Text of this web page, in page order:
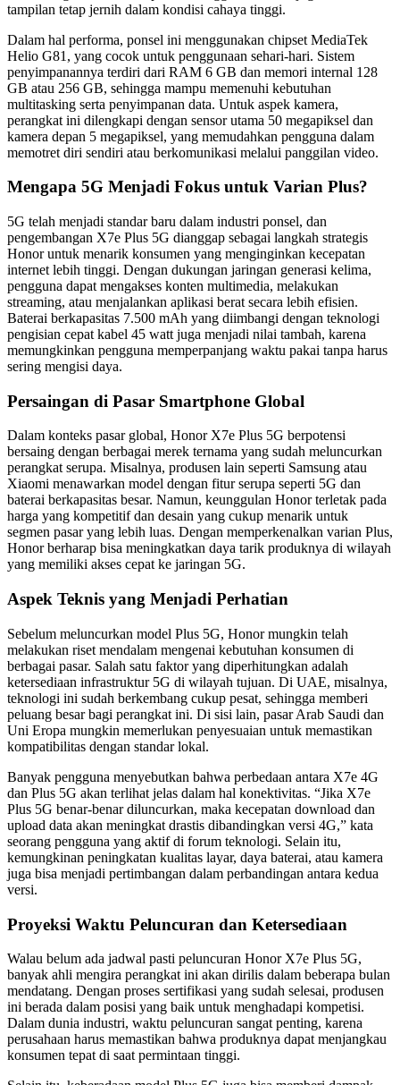
tampilan tetap jernih dalam kondisi cahaya tinggi.
Dalam hal performa, ponsel ini menggunakan chipset MediaTek
Helio G81, yang cocok untuk penggunaan sehari-hari. Sistem
penyimpanannya terdiri dari RAM 6 GB dan memori internal 128
GB atau 256 GB, sehingga mampu memenuhi kebutuhan
multitasking serta penyimpanan data. Untuk aspek kamera,
perangkat ini dilengkapi dengan sensor utama 50 megapiksel dan
kamera depan 5 megapiksel, yang memudahkan pengguna dalam
memotret diri sendiri atau berkomunikasi melalui panggilan video.
Mengapa 5G Menjadi Fokus untuk Varian Plus?
5G telah menjadi standar baru dalam industri ponsel, dan
pengembangan X7e Plus 5G dianggap sebagai langkah strategis
Honor untuk menarik konsumen yang menginginkan kecepatan
internet lebih tinggi. Dengan dukungan jaringan generasi kelima,
pengguna dapat mengakses konten multimedia, melakukan
streaming, atau menjalankan aplikasi berat secara lebih efisien.
Baterai berkapasitas 7.500 mAh yang diimbangi dengan teknologi
pengisian cepat kabel 45 watt juga menjadi nilai tambah, karena
memungkinkan pengguna memperpanjang waktu pakai tanpa harus
sering mengisi daya.
Persaingan di Pasar Smartphone Global
Dalam konteks pasar global, Honor X7e Plus 5G berpotensi
bersaing dengan berbagai merek ternama yang sudah meluncurkan
perangkat serupa. Misalnya, produsen lain seperti Samsung atau
Xiaomi menawarkan model dengan fitur serupa seperti 5G dan
baterai berkapasitas besar. Namun, keunggulan Honor terletak pada
harga yang kompetitif dan desain yang cukup menarik untuk
segmen pasar yang lebih luas. Dengan memperkenalkan varian Plus,
Honor berharap bisa meningkatkan daya tarik produknya di wilayah
yang memiliki akses cepat ke jaringan 5G.
Aspek Teknis yang Menjadi Perhatian
Sebelum meluncurkan model Plus 5G, Honor mungkin telah
melakukan riset mendalam mengenai kebutuhan konsumen di
berbagai pasar. Salah satu faktor yang diperhitungkan adalah
ketersediaan infrastruktur 5G di wilayah tujuan. Di UAE, misalnya,
teknologi ini sudah berkembang cukup pesat, sehingga memberi
peluang besar bagi perangkat ini. Di sisi lain, pasar Arab Saudi dan
Uni Eropa mungkin memerlukan penyesuaian untuk memastikan
kompatibilitas dengan standar lokal.
Banyak pengguna menyebutkan bahwa perbedaan antara X7e 4G
dan Plus 5G akan terlihat jelas dalam hal konektivitas. “Jika X7e
Plus 5G benar-benar diluncurkan, maka kecepatan download dan
upload data akan meningkat drastis dibandingkan versi 4G,” kata
seorang pengguna yang aktif di forum teknologi. Selain itu,
kemungkinan peningkatan kualitas layar, daya baterai, atau kamera
juga bisa menjadi pertimbangan dalam perbandingan antara kedua
versi.
Proyeksi Waktu Peluncuran dan Ketersediaan
Walau belum ada jadwal pasti peluncuran Honor X7e Plus 5G,
banyak ahli mengira perangkat ini akan dirilis dalam beberapa bulan
mendatang. Dengan proses sertifikasi yang sudah selesai, produsen
ini berada dalam posisi yang baik untuk menghadapi kompetisi.
Dalam dunia industri, waktu peluncuran sangat penting, karena
perusahaan harus memastikan bahwa produknya dapat menjangkau
konsumen tepat di saat permintaan tinggi.